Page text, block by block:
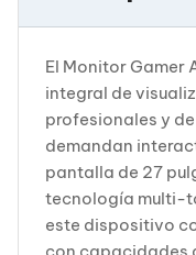
Cableado
Cables KVM
Enfriamiento para
Soportes y Paneles
Sistemas
Servidores
Soportes de Datos
Ultrium
Discos Duros / SSD /
Accesorios para
Gabinetes de Discos
El Monitor Gamer
integral de
profesionales y
demandan
pantalla de 27
tecnología multi-
este dispositivo